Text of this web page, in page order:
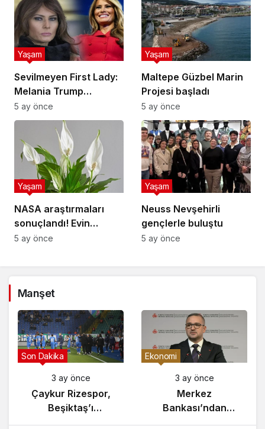
Sevilmeyen First Lady:
Melania Trump
popülerlik
sıralamasında sondan
Yaşam
5 ay önce
Maltepe Güzbel Marin
Projesi başladı
Yaşam
5 ay önce
NASA araştırmaları
sonuçlandı! Evin
havasını yüzde doksan
Yaşam
5 ay önce
Neuss Nevşehirli
gençlerle buluştu
Yaşam
5 ay önce
Manşet
Gündem
3 ay önce
Yunanistan’da
Zeybek Tartışması
Alevlendi!
Son Dakika
3 ay önce
Çaykur Rizespor,
Beşiktaş’ı
Ağırlıyor!